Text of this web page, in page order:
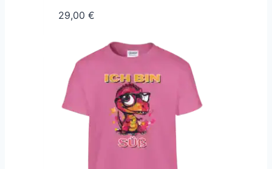
29,00 €